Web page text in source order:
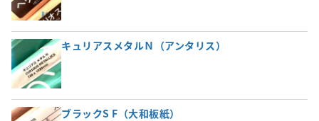
キュリアスメタルＮ（アンタリス）
ブラックS F（大和板紙）